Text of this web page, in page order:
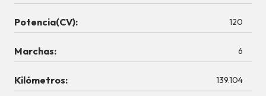
Potencia(CV): 120
Marchas: 6
Kilómetros: 139.104